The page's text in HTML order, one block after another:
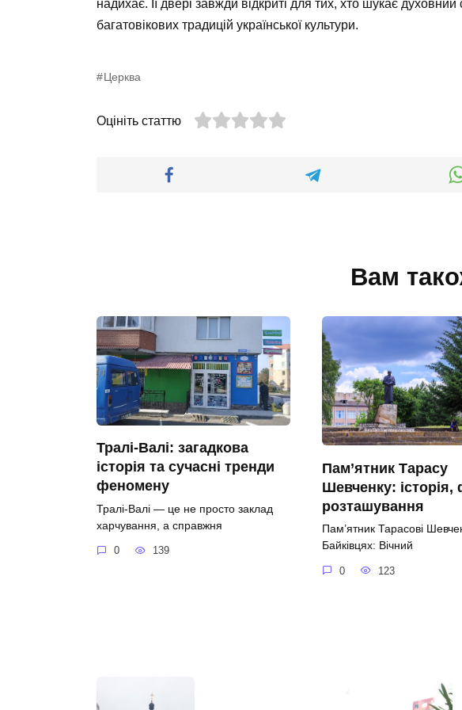
надихає. Її двері завжди відкриті для тих, хто шукає духовний
багатовікових традицій української культури.
Церква
Оцініть статтю
Вам
Тралі-Валі: загадкова
історія та сучасні тренди
феномену
Тралі-Валі — це не просто заклад
харчування, а справжня
0 139
Пам’ятник Тарасу
Шевченку: історія,
розташування
Пам’ятник Тарасові
Байківцях: Вічний
0 123